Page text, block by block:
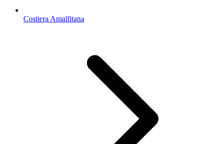
Costiera Amalfitana